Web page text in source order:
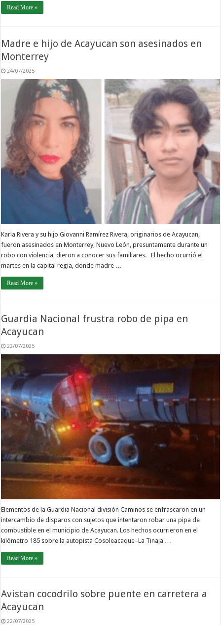
Read More »
Madre e hijo de Acayucan son asesinados en
Monterrey
24/07/2025
Karla Rivera y su hijo Giovanni Ramírez Rivera, originarios de Acayucan,
fueron asesinados en Monterrey, Nuevo León, presuntamente durante un
robo con violencia, dieron a conocer sus familiares. El hecho ocurrió el
martes en la capital regia, donde madre …
Read More »
Guardia Nacional frustra robo de pipa en
Acayucan
22/07/2025
Elementos de la Guardia Nacional división Caminos se enfrascaron en un
intercambio de disparos con sujetos que intentaron robar una pipa de
combustible en el municipio de Acayucan. Los hechos ocurrieron en el
kilómetro 185 sobre la autopista Cosoleacaque–La Tinaja …
Read More »
Avistan cocodrilo sobre puente en carretera a
Acayucan
22/07/2025